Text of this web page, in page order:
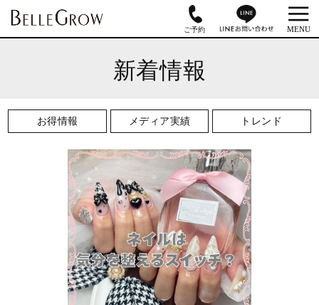
新着情報
お得情報 メディア実績 トレンド